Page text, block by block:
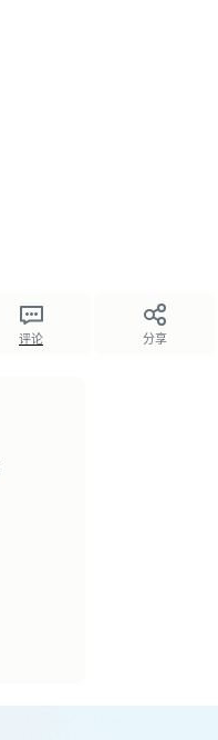
评论 分享